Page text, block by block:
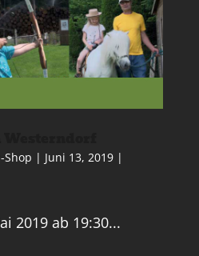
Shop | Juni 13, 2019|
2019 ab 19:30...